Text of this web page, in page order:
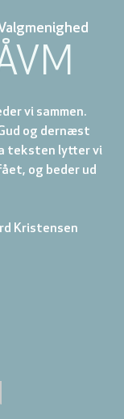
vi sammen.
og dernæst
teksten lytter vi
og beder ud
Kristensen